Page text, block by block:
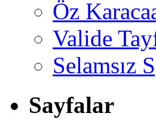
Öz
Valide
Selamsız
Sayfalar